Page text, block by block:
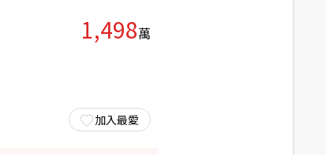
1,498萬
加入最愛